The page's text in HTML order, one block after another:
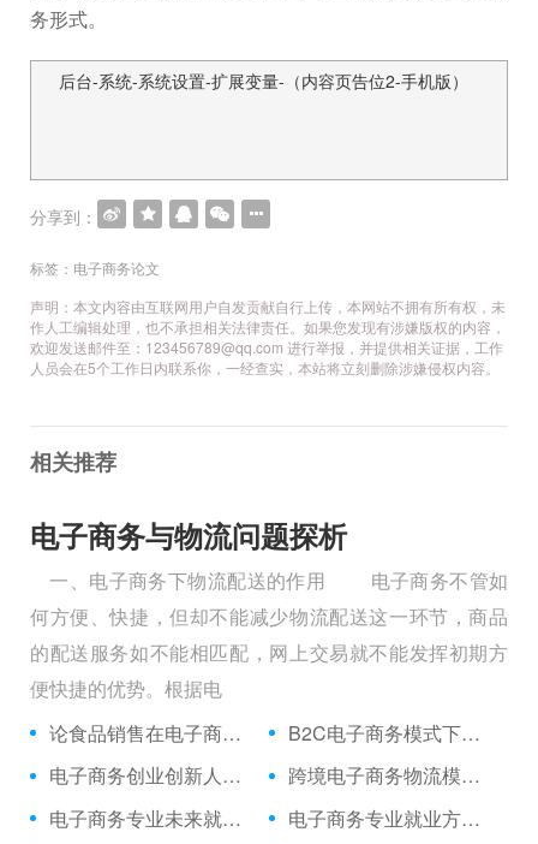
务形式。
文
导
航
后台-系统-系统设置-扩展变量-（内容页告位2-手机版）
分享到：
标签： 电子商务论文
声明：本文内容由互联网用户自发贡献自行上传，本网站不拥有所有权，未
作人工编辑处理，也不承担相关法律责任。如果您发现有涉嫌版权的内容，
欢迎发送邮件至：123456789@qq.com 进行举报，并提供相关证据，工作
人员会在5个工作日内联系你，一经查实，本站将立刻删除涉嫌侵权内容。
相关推荐
电子商务与物流问题探析
一、电子商务下物流配送的作用 电子商务不管如
何方便、快捷，但却不能减少物流配送这一环节，商品
的配送服务如不能相匹配，网上交易就不能发挥初期方
便快捷的优势。根据电
论食品销售在电子商务的发展前程
B2C电子商务模式下逆向物流分析
电子商务创业创新人才培养模式探析
跨境电子商务物流模式创新发展趋势
电子商务专业未来就业前景
电子商务专业就业方向与就业前景